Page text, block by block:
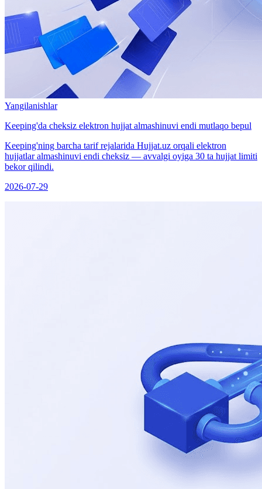
Yangilanishlar
Keeping'da cheksiz elektron hujjat almashinuvi endi mutlaqo bepul
Keeping'ning barcha tarif rejalarida Hujjat.uz orqali elektron
hujjatlar almashinuvi endi cheksiz — avvalgi oyiga 30 ta hujjat limiti
bekor qilindi.
2026-07-29